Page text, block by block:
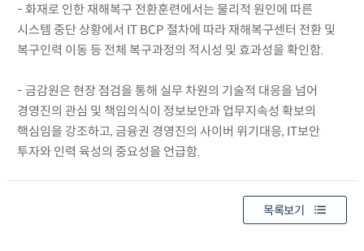
- 화재로 인한 재해복구 전환훈련에서는 물리적 원인에 따른
시스템 중단 상황에서 IT BCP 절차에 따라 재해복구센터 전환 및
복구인력 이동 등 전체 복구과정의 적시성 및 효과성을 확인함.
- 금감원은 현장 점검을 통해 실무 차원의 기술적 대응을 넘어
경영진의 관심 및 책임의식이 정보보안과 업무지속성 확보의
핵심임을 강조하고, 금융권 경영진의 사이버 위기대응, IT보안
투자와 인력 육성의 중요성을 언급함.
목록보기